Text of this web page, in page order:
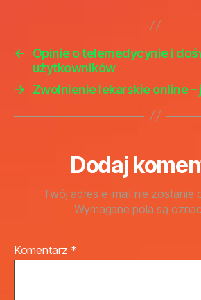
←
Opinie o telemedycynie i
użytkowników
→
Zwolnienie lekarskie online
Dodaj
Twój adres e-mail nie zostanie
Wymagane pola są
Komentarz *